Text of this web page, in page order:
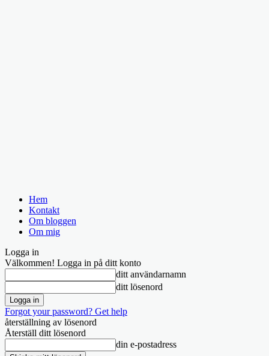
Hem
Kontakt
Om bloggen
Om mig
Logga in
Välkommen! Logga in på ditt konto
ditt användarnamn
ditt lösenord
Forgot your password? Get help
återställning av lösenord
Återställ ditt lösenord
din e-postadress